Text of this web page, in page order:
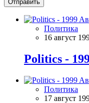
Отправить
Политика
16 август
Politics -
Политика
17 август